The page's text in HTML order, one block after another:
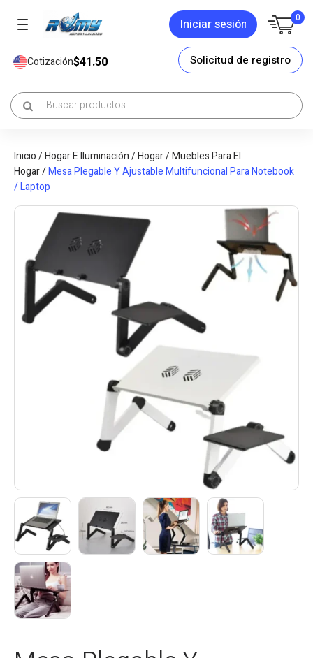
Iniciar sesión 0
Cotización$41.50 Solicitud de registro
Inicio/Hogar E Iluminación/Hogar/Muebles Para El
Hogar/Mesa Plegable Y Ajustable Multifuncional Para Notebook
/ Laptop